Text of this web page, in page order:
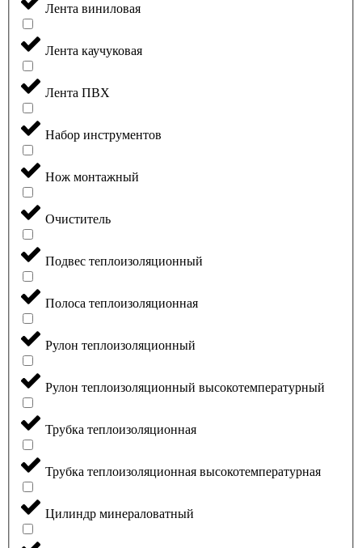
Лента виниловая
Лента каучуковая
Лента ПВХ
Набор инструментов
Нож монтажный
Очиститель
Подвес теплоизоляционный
Полоса теплоизоляционная
Рулон теплоизоляционный
Рулон теплоизоляционный высокотемпературный
Трубка теплоизоляционная
Трубка теплоизоляционная высокотемпературная
Цилиндр минераловатный